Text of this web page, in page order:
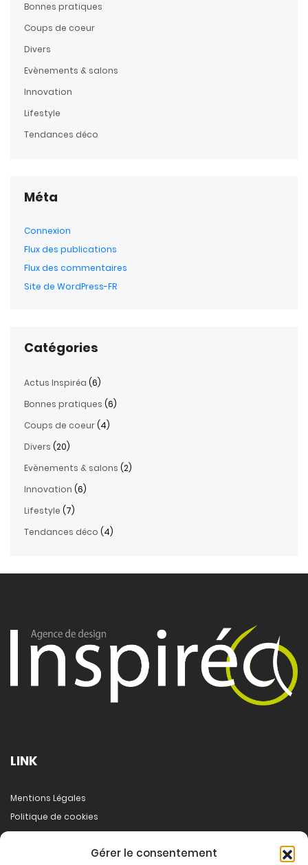
Gérer le consentement
Bonnes pratiques
Coups de coeur
Divers
Evènements & salons
Innovation
Lifestyle
Tendances déco
Méta
Connexion
Flux des publications
Flux des commentaires
Site de WordPress-FR
Catégories
Actus Inspiréa (6)
Bonnes pratiques (6)
Coups de coeur(4)
Divers (20)
Evènements & salons (2)
Innovation (6)
Lifestyle (7)
Tendances déco (4)
LINK
Mentions Légales
Politique de cookies
A propos